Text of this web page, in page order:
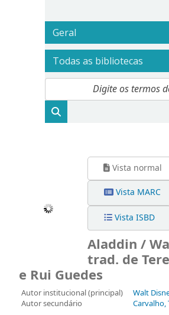
Vista normal
Vista MARC
Vista ISBD
Aladdin /
trad. de
e Rui Guedes
Autor institucional (principal)
Walt
Autor secundário
Carvalho,